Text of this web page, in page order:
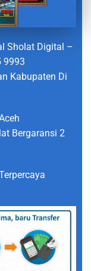
Sholat Digital –
9993
Kabupaten Di
Bergaransi 2